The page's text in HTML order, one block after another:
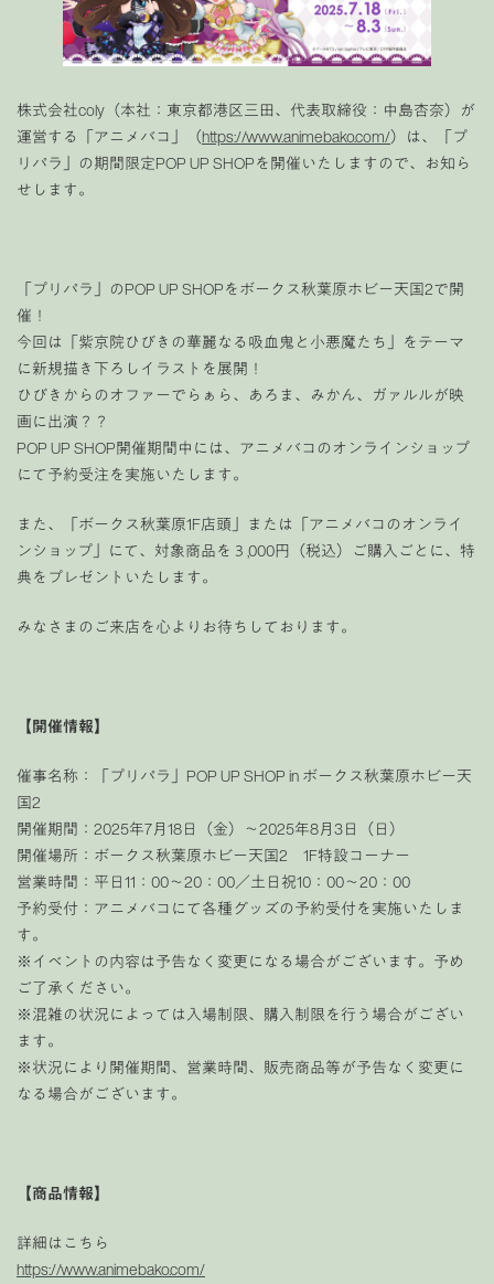
株式会社coly（本社：東京都港区三田、代表取締役：中島杏奈）が
運営する「アニメバコ」（https://www.animebako.com/）は、「プ
リパラ」の期間限定POP UP SHOPを開催いたしますので、お知ら
せします。
「プリパラ」のPOP UP SHOPをボークス秋葉原ホビー天国2で開
催！
今回は「紫京院ひびきの華麗なる吸血鬼と小悪魔たち」をテーマ
に新規描き下ろしイラストを展開！
ひびきからのオファーでらぁら、あろま、みかん、ガァルルが映
画に出演？？
POP UP SHOP開催期間中には、アニメバコのオンラインショップ
にて予約受注を実施いたします。
また、「ボークス秋葉原1F店頭」または「アニメバコのオンライ
ンショップ」にて、対象商品を３,000円（税込）ご購入ごとに、特
典をプレゼントいたします。
みなさまのご来店を心よりお待ちしております。
【開催情報】
催事名称：「プリパラ」POP UP SHOP in ボークス秋葉原ホビー天
国2
開催期間：2025年7月18日（金）〜2025年8月3日（日）
開催場所：ボークス秋葉原ホビー天国2 1F特設コーナー
営業時間：平日11：00～20：00／土日祝10：00～20：00
予約受付：アニメバコにて各種グッズの予約受付を実施いたしま
す。
※イベントの内容は予告なく変更になる場合がございます。予め
ご了承ください。
※混雑の状況によっては入場制限、購入制限を行う場合がござい
ます。
※状況により開催期間、営業時間、販売商品等が予告なく変更に
なる場合がございます。
【商品情報】
詳細はこちら
https://www.animebako.com/